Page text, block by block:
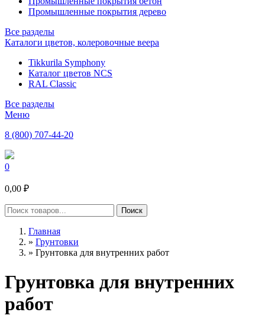
Промышленные покрытия дерево
Все разделы
Каталоги цветов, колеровочные веера
Tikkurila Symphony
Каталог цветов NCS
RAL Classic
Все разделы
Меню
8 (800) 707-44-20
0
0,00 ₽
Главная
» Грунтовки
» Грунтовка для внутренних работ
Грунтовка для внутренних
работ